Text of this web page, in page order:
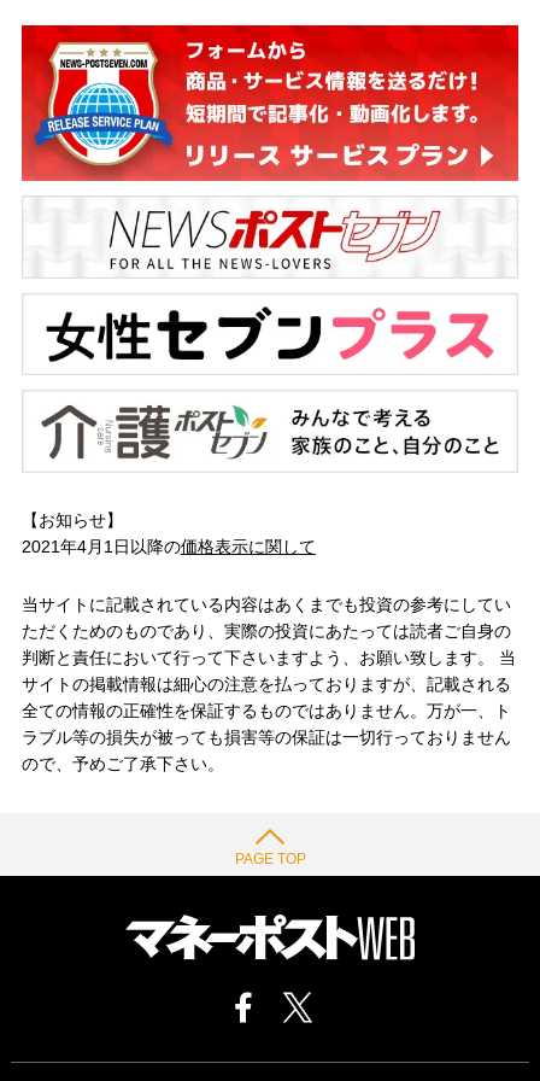
【お知らせ】
2021年4月1日以降の価格表示に関して
当サイトに記載されている内容はあくまでも投資の参考にしてい
ただくためのものであり、実際の投資にあたっては読者ご自身の
判断と責任において行って下さいますよう、お願い致します。 当
サイトの掲載情報は細心の注意を払っておりますが、記載される
全ての情報の正確性を保証するものではありません。万が一、ト
ラブル等の損失が被っても損害等の保証は一切行っておりません
ので、予めご了承下さい。
PAGE TOP